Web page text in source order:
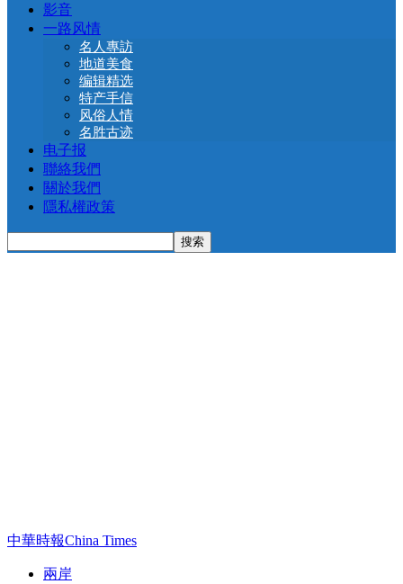
影音
一路风情
名人專訪
地道美食
编辑精选
特产手信
风俗人情
名胜古迹
电子报
聯絡我們
關於我們
隱私權政策
中華時報China Times
兩岸